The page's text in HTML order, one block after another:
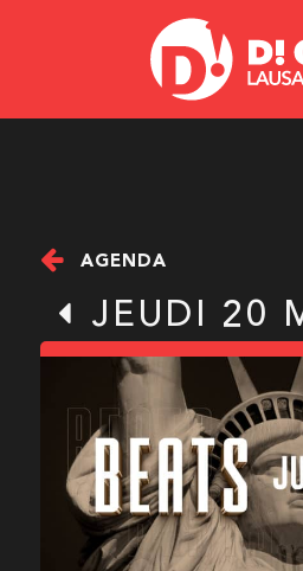
AGENDA
JEUDI 20